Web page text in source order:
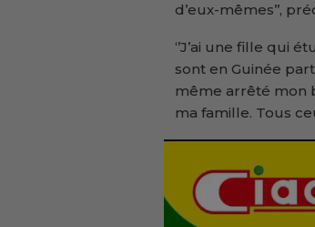
d’eux-mêmes’’,
‘’J’ai une fille qui
sont en Guinée
même arrêté mon
ma famille. Tous